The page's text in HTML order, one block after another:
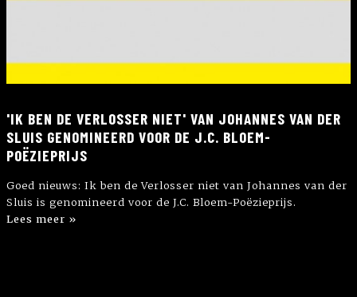
'IK BEN DE VERLOSSER NIET' VAN JOHANNES VAN DER
SLUIS GENOMINEERD VOOR DE J.C. BLOEM-
POËZIEPRIJS
Goed nieuws: Ik ben de Verlosser niet van Johannes van der
Sluis is genomineerd voor de J.C. Bloem-Poëzieprijs.
Lees meer »